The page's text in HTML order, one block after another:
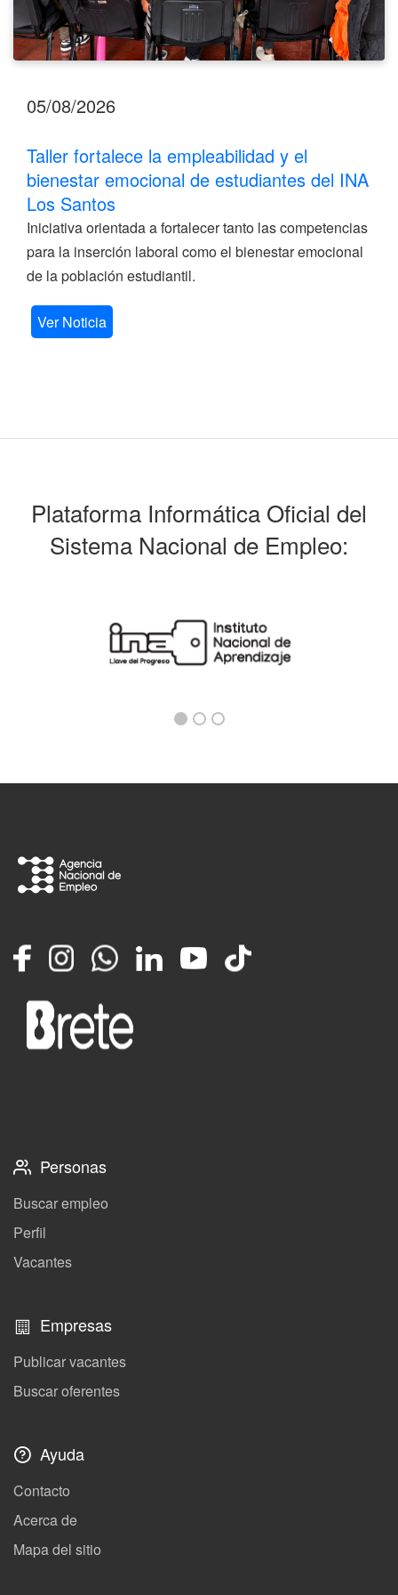
Santos
05/08/2026
Taller fortalece la empleabilidad y el
bienestar emocional de estudiantes del INA
Los Santos
Iniciativa orientada a fortalecer tanto las competencias
para la inserción laboral como el bienestar emocional
de la población estudiantil.
Ver Noticia
Plataforma Informática Oficial del
Sistema Nacional de Empleo:
FacebookInstagramWhatsappLinkedInYouTube
TikTok
Personas
Buscar empleo
Perfil
Vacantes
Empresas
Publicar vacantes
Buscar oferentes
Ayuda
Contacto
Acerca de
Mapa del sitio